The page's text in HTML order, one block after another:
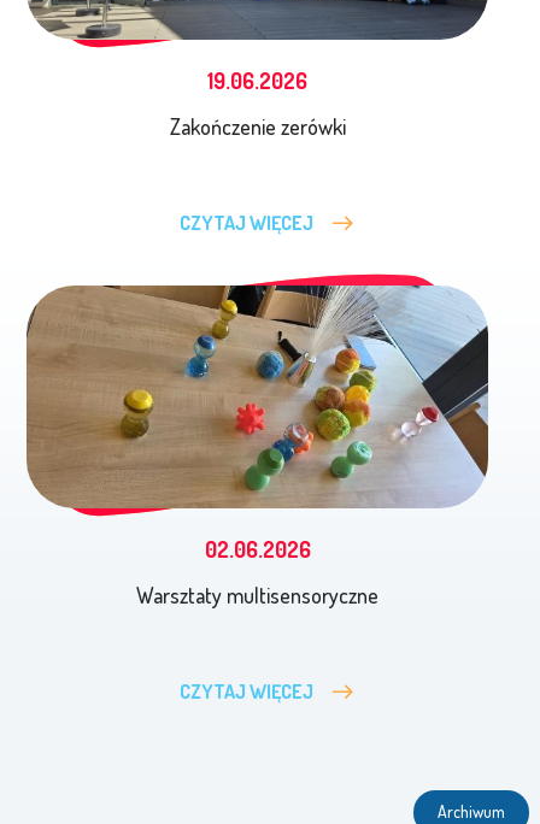
19.06.2026
Zakończenie zerówki
CZYTAJ WIĘCEJ
02.06.2026
Warsztaty multisensoryczne
CZYTAJ WIĘCEJ
Archiwum